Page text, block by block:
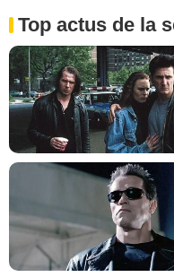
Top actus de la